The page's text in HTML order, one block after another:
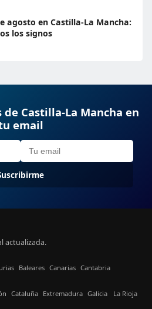
agosto en Castilla-La Mancha:
los signos
Castilla-La Mancha en
email
actualizada.
Baleares Canarias Cantabria
Cataluña Extremadura Galicia La Rioja